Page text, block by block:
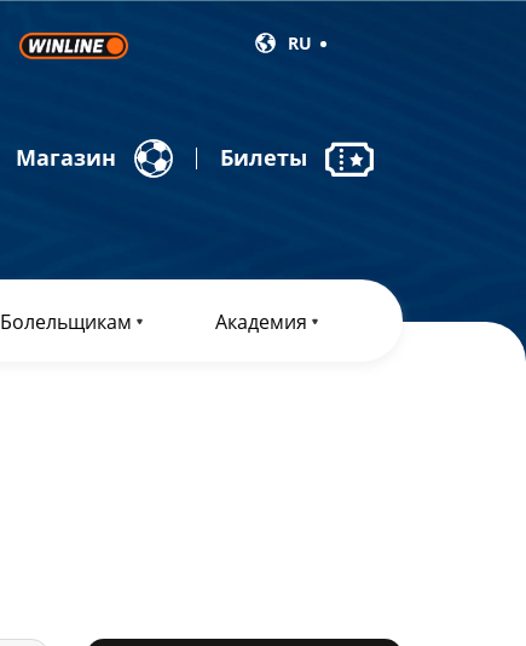
RU
Магазин Билеты
Болельщикам Академия